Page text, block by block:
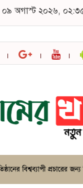
০৯ অগাস্ট ২০২৬,